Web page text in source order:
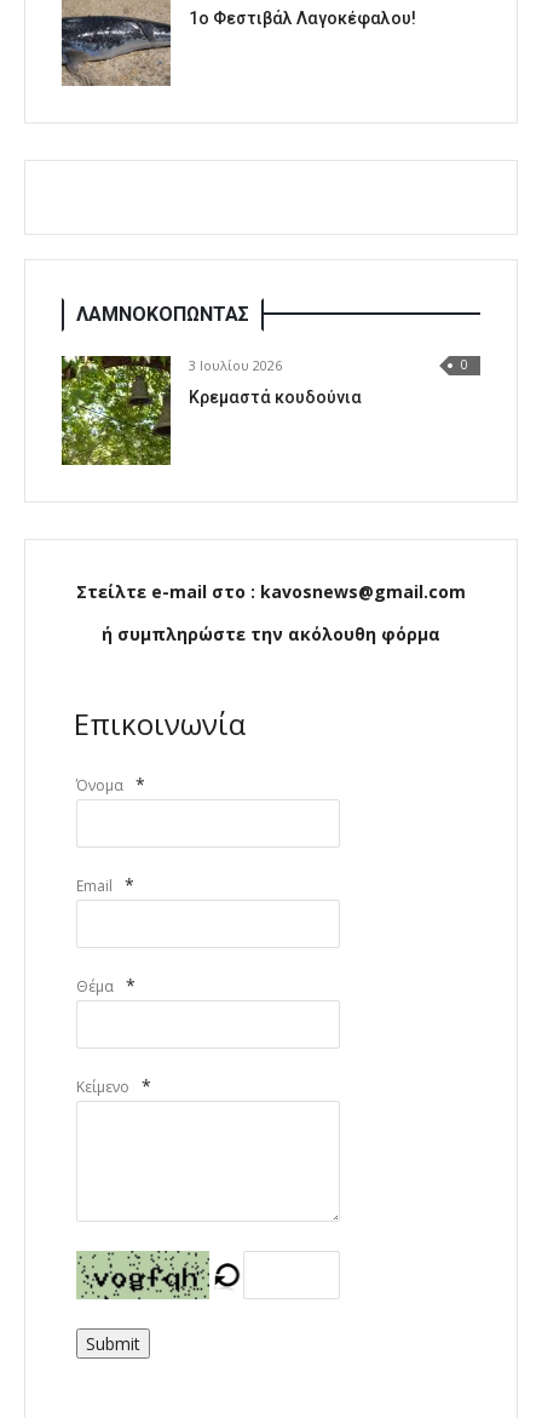
1o Φεστιβάλ Λαγοκέφαλου!
ΛΑΜΝΟΚΟΠΩΝΤΑΣ
3 Ιουλίου 2026 0
Κρεμαστά κουδούνια
Στείλτε e-mail στο : kavosnews@gmail.com
ή συμπληρώστε την ακόλουθη φόρμα
Επικοινωνία
Όνομα *
Email *
Θέμα *
Κείμενο *
Submit